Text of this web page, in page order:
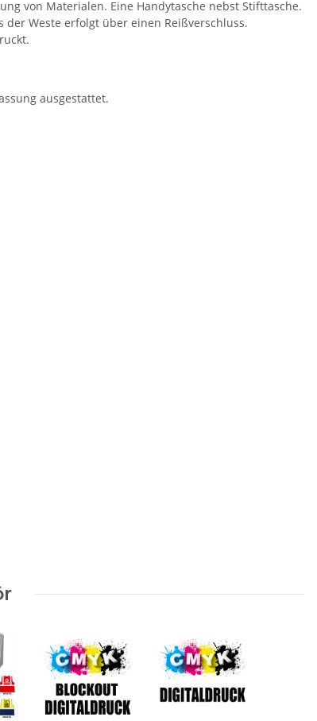
von Materialen. Eine Handytasche nebst Stifttasche.
der Weste erfolgt über einen Reißverschluss.
ausgestattet.